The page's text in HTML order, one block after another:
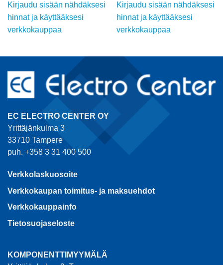
Kirjaudu sisään nähdäksesi
hinnat ja käyttääksesi
verkkokauppaa
Kirjaudu sisään nähdäksesi
hinnat ja käyttääksesi
verkkokauppaa
EC ELECTRO CENTER OY
Yrittäjänkulma 3
33710 Tampere
puh. +358 3 31 400 500
Verkkolaskuosoite
Verkkokaupan toimitus- ja maksuehdot
Verkkokauppainfo
Tietosuojaseloste
KOMPONENTTIMYYMÄLÄ